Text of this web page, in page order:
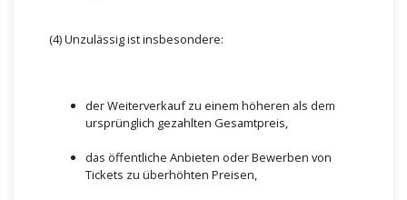
(4) Unzulässig ist insbesondere:
der Weiterverkauf zu einem höheren als dem
ursprünglich gezahlten Gesamtpreis,
das öffentliche Anbieten oder Bewerben von
Tickets zu überhöhten Preisen,